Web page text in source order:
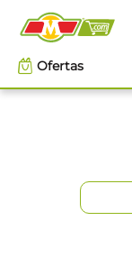
Ofertas